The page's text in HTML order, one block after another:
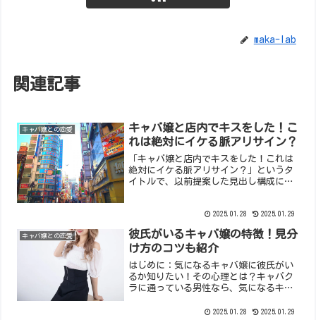
maka-lab
関連記事
キャバ嬢との恋愛
キャバ嬢と店内でキスをした！こ
れは絶対にイケる脈アリサイン？
「キャバ嬢と店内でキスをした！これは
絶対にイケる脈アリサイン？」というタ
イトルで、以前提案した見出し構成に沿
期待と現実キャバクラで気になるキャバ
嬢とキスを交わした場合、...
2025.01.28 2025.01.29
キャバ嬢との恋愛
彼氏がいるキャバ嬢の特徴！見分
け方のコツも紹介
はじめに：気になるキャバ嬢に彼氏がい
るか知りたい！その心理とは？キャバク
ラに通っている男性なら、気になるキャ
自然なことです。もしかしたら特別な関
2025.01.28 2025.01.29